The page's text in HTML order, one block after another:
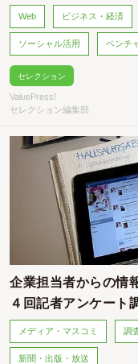
Web ビジネス・経済
ソーシャル活用 ベンチ
セレクション
ValuePress!
セレクション編集部
企業担当者からの情
４回記者アンケート
メディア・マスコミ 調
新聞・出版・放送